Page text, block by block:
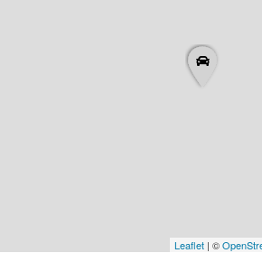
Leaflet | ©